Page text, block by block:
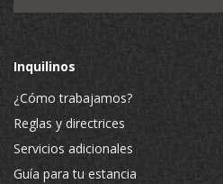
Inquilinos
¿Cómo trabajamos?
Reglas y directrices
Servicios adicionales
Guía para tu estancia